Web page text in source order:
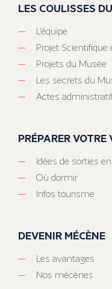
LES COULISSES
L’équipe
Projet Scientifique
Projets du Musée
Les secrets du
Actes
PRÉPARER VOTRE
Idées de sorties
Où dormir
Infos tourisme
DEVENIR MÉCÈNE
Les avantages
Nos mécènes